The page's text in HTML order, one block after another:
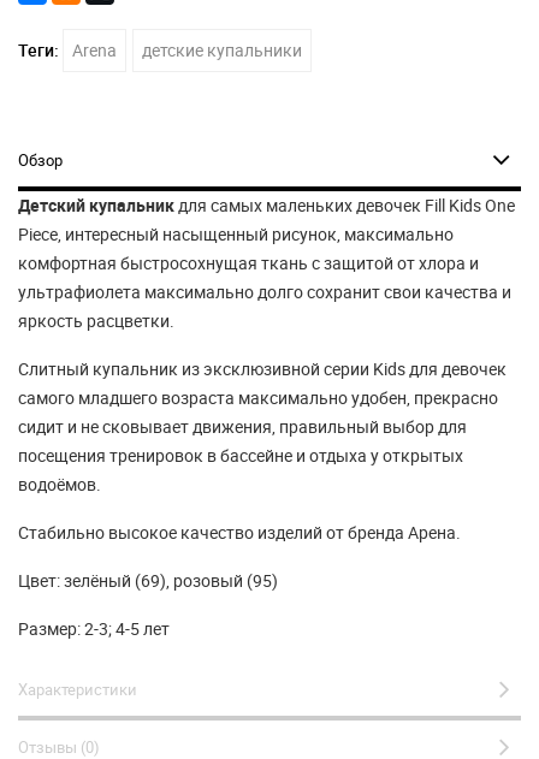
Теги: Arena детские купальники
Обзор
Детский купальник для самых маленьких девочек Fill Kids One
Piece, интересный насыщенный рисунок, максимально
комфортная быстросохнущая ткань с защитой от хлора и
ультрафиолета максимально долго сохранит свои качества и
яркость расцветки.
Слитный купальник из эксклюзивной серии Kids для девочек
самого младшего возраста максимально удобен, прекрасно
сидит и не сковывает движения, правильный выбор для
посещения тренировок в бассейне и отдыха у открытых
водоёмов.
Стабильно высокое качество изделий от бренда Арена.
Цвет: зелёный (69), розовый (95)
Размер: 2-3; 4-5 лет
Характеристики
Отзывы (0)